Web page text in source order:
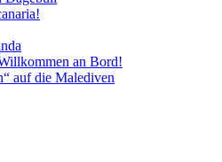
an Bord!
auf die Malediven